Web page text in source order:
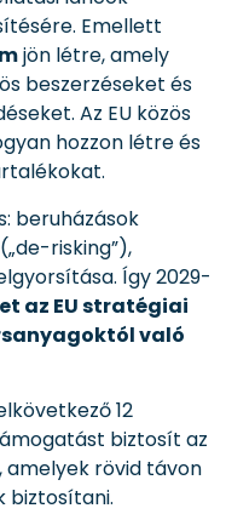
Emellett
jön létre, amely
beszerzéseket és
Az EU közös
hozzon létre és
beruházások
risking”),
Így 2029-
az EU stratégiai
való
12
biztosít az
amelyek rövid távon
biztosítani.